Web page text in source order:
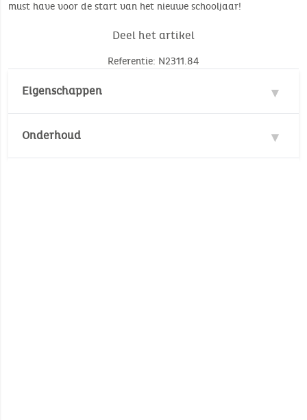
must have voor de start van het nieuwe schooljaar!
Deel het artikel
Referentie: N2311.84
Eigenschappen
Onderhoud